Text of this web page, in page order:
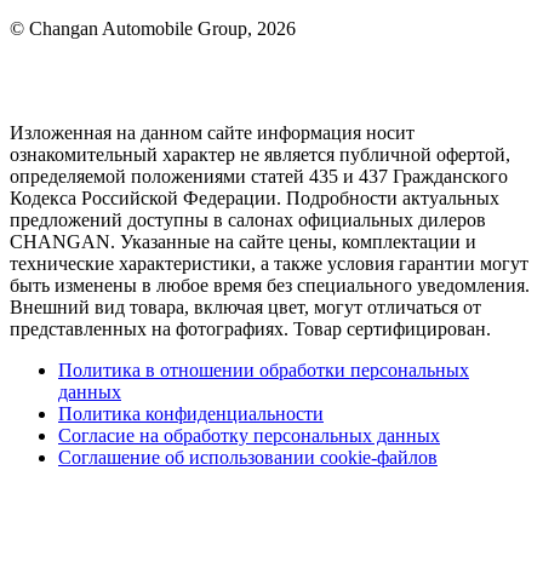
© Changan Automobile Group, 2026
Изложенная на данном сайте информация носит
ознакомительный характер не является публичной офертой,
определяемой положениями статей 435 и 437 Гражданского
Кодекса Российской Федерации. Подробности актуальных
предложений доступны в салонах официальных дилеров
CHANGAN. Указанные на сайте цены, комплектации и
технические характеристики, а также условия гарантии могут
быть изменены в любое время без специального уведомления.
Внешний вид товара, включая цвет, могут отличаться от
представленных на фотографиях. Товар сертифицирован.
Политика в отношении обработки персональных
данных
Политика конфиденциальности
Согласие на обработку персональных данных
Соглашение об использовании cookie-файлов